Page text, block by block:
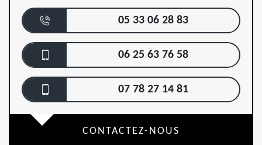
05 33 06 28 83
06 25 63 76 58
07 78 27 14 81
CONTACTEZ-NOUS